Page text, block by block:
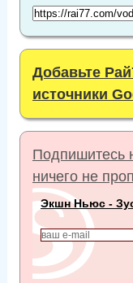
Добавьте
источники
Подпишитесь
ничего не
Экшн Ньюс -